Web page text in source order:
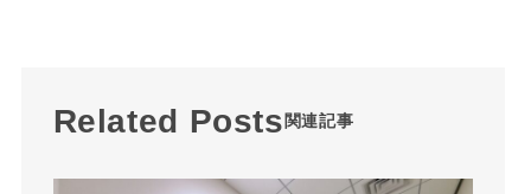
Related Posts 関連記事